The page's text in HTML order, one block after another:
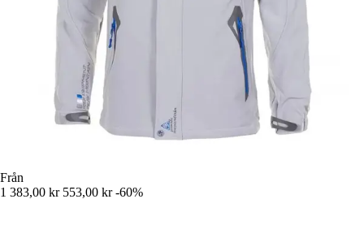
Från
1 383,00 kr 553,00 kr -60%